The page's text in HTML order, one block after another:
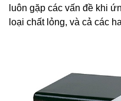
luôn gặp các vấn đề khi
loại chất lỏng, và cả các